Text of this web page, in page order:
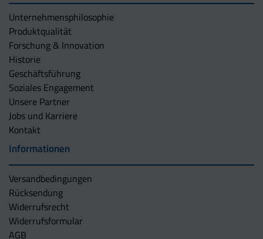
Unternehmens­philosophie
Produktqualität
Forschung & Innovation
Historie
Geschäftsführung
Soziales Engagement
Unsere Partner
Jobs und Karriere
Kontakt
Informationen
Versandbedingungen
Rücksendung
Widerrufsrecht
Widerrufsformular
AGB